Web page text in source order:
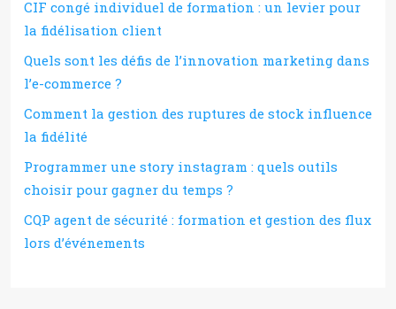
CIF congé individuel de formation : un levier pour
la fidélisation client
Quels sont les défis de l’innovation marketing dans
l’e-commerce ?
Comment la gestion des ruptures de stock influence
la fidélité
Programmer une story instagram : quels outils
choisir pour gagner du temps ?
CQP agent de sécurité : formation et gestion des flux
lors d’événements